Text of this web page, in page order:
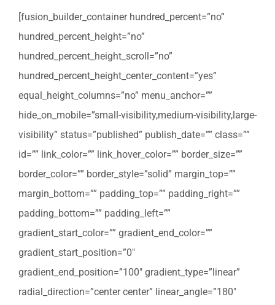
[fusion_builder_container hundred_percent=”no”
hundred_percent_height=”no”
hundred_percent_height_scroll=”no”
hundred_percent_height_center_content=”yes”
equal_height_columns=”no” menu_anchor=””
hide_on_mobile=”small-visibility,medium-visibility,large-
visibility” status=”published” publish_date=”” class=””
id=”” link_color=”” link_hover_color=”” border_size=””
border_color=”” border_style=”solid” margin_top=””
margin_bottom=”” padding_top=”” padding_right=””
padding_bottom=”” padding_left=””
gradient_start_color=”” gradient_end_color=””
gradient_start_position=”0″
gradient_end_position=”100″ gradient_type=”linear”
radial_direction=”center center” linear_angle=”180″